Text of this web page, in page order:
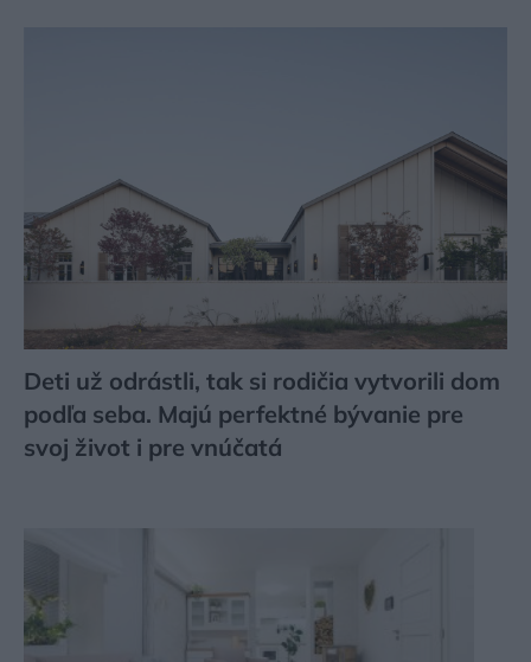
Deti už odrástli, tak si rodičia vytvorili dom
podľa seba. Majú perfektné bývanie pre
svoj život i pre vnúčatá